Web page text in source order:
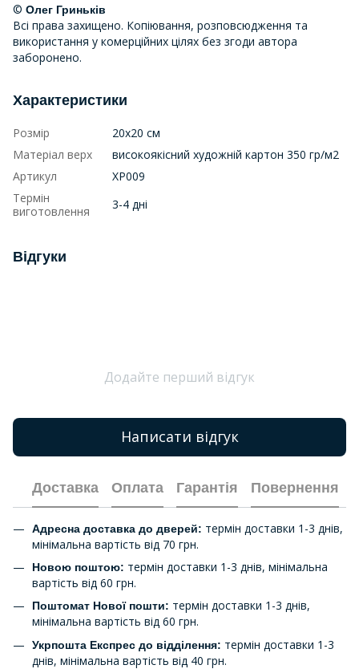
© Олег Гриньків
Всі права захищено. Копіювання, розповсюдження та
використання у комерційних цілях без згоди автора
заборонено.
Характеристики
Розмір
20х20 см
Матеріал верх
високоякісний художній картон 350 гр/м2
Артикул
ХР009
Термін
виготовлення
3-4 дні
Відгуки
Додайте перший відгук
Написати відгук
Доставка Оплата Гарантія Повернення
Адресна доставка до дверей: термін доставки 1-3 днів,
мінімальна вартість від 70 грн.
Новою поштою: термін доставки 1-3 днів, мінімальна
вартість від 60 грн.
Поштомат Нової пошти: термін доставки 1-3 днів,
мінімальна вартість від 60 грн.
Укрпошта Експрес до відділення: термін доставки 1-3
днів, мінімальна вартість від 40 грн.